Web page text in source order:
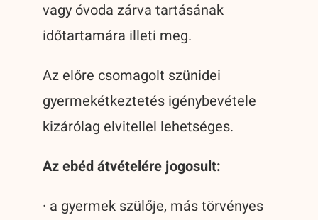
vagy óvoda zárva tartásának
időtartamára illeti meg.
Az előre csomagolt szünidei
gyermekétkeztetés igénybevétele
kizárólag elvitellel lehetséges.
Az ebéd átvételére jogosult:
· a gyermek szülője, más törvényes